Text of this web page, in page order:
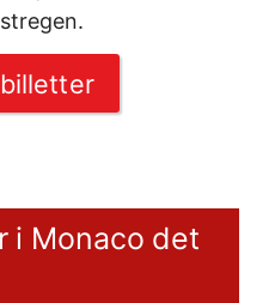
i Monaco det